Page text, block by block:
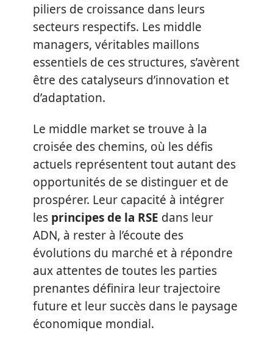
piliers de croissance dans leurs
secteurs respectifs. Les middle
managers, véritables maillons
essentiels de ces structures, s’avèrent
être des catalyseurs d’innovation et
d’adaptation.
Le middle market se trouve à la
croisée des chemins, où les défis
actuels représentent tout autant des
opportunités de se distinguer et de
prospérer. Leur capacité à intégrer
les principes de la RSE dans leur
ADN, à rester à l’écoute des
évolutions du marché et à répondre
aux attentes de toutes les parties
prenantes définira leur trajectoire
future et leur succès dans le paysage
économique mondial.